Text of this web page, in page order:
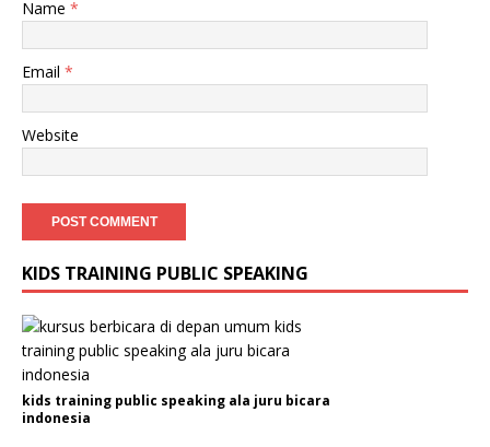
Name *
Email *
Website
KIDS TRAINING PUBLIC SPEAKING
kids training public speaking ala juru bicara
indonesia